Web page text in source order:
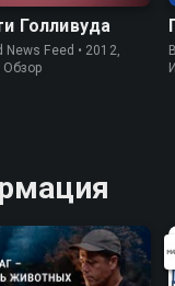
Голливуда
News Feed • 2012,